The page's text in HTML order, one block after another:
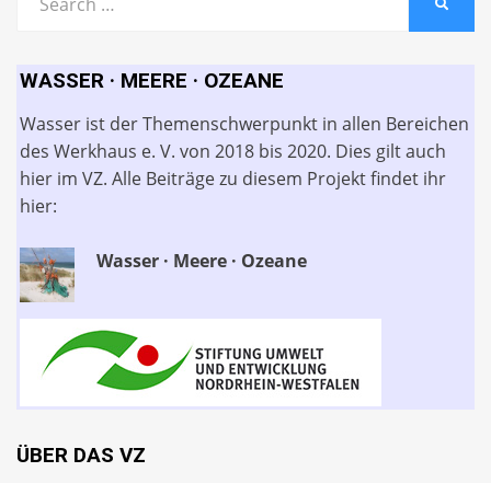
for:
WASSER · MEERE · OZEANE
Wasser ist der Themenschwerpunkt in allen Bereichen
des Werkhaus e. V. von 2018 bis 2020. Dies gilt auch
hier im VZ. Alle Beiträge zu diesem Projekt findet ihr
hier:
Wasser · Meere · Ozeane
ÜBER DAS VZ